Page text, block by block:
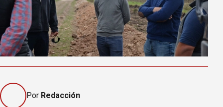
Por Redacción